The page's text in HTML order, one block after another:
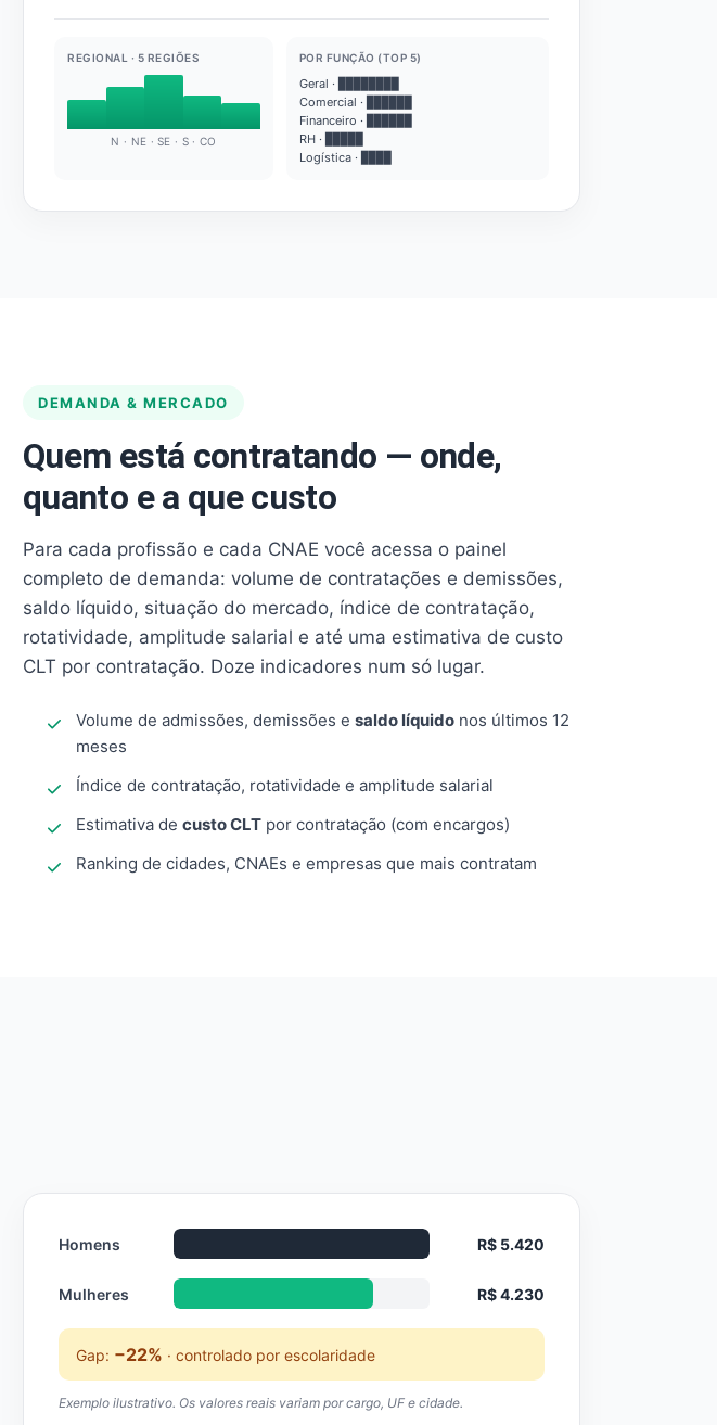
REGIONAL · 5 REGIÕES
N · NE · SE · S · CO
POR FUNÇÃO (TOP 5)
Geral · ████████
Comercial · ██████
Financeiro · ██████
RH · █████
Logística · ████
DEMANDA & MERCADO
Quem está contratando — onde,
quanto e a que custo
Para cada profissão e cada CNAE você acessa o painel
completo de demanda: volume de contratações e demissões,
saldo líquido, situação do mercado, índice de contratação,
rotatividade, amplitude salarial e até uma estimativa de custo
CLT por contratação. Doze indicadores num só lugar.
Volume de admissões, demissões e saldo líquido nos últimos 12
meses
Índice de contratação, rotatividade e amplitude salarial
Estimativa de custo CLT por contratação (com encargos)
Ranking de cidades, CNAEs e empresas que mais contratam
Homens R$ 5.420
Mulheres R$ 4.230
Gap: −22% · controlado por escolaridade
Exemplo ilustrativo. Os valores reais variam por cargo, UF e cidade.